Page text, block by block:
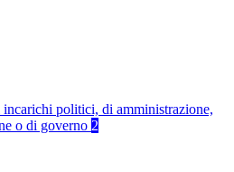
politici, di amministrazione,
o di governo 2